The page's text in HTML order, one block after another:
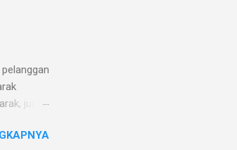
antar
juga
service